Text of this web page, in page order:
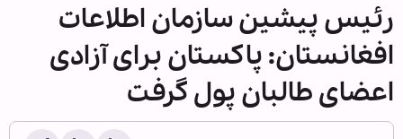
رئیس پیشین سازمان اطلاعات
افغانستان: پاکستان برای آزادی
اعضای طالبان پول گرفت